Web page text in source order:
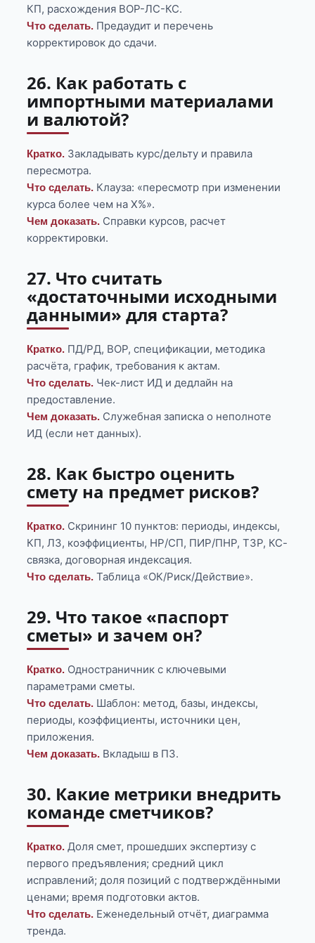
КП, расхождения ВОР-ЛС-КС.
Что сделать. Предаудит и перечень
корректировок до сдачи.
26. Как работать с
импортными материалами
и валютой?
Кратко. Закладывать курс/дельту и правила
пересмотра.
Что сделать. Клауза: «пересмотр при изменении
курса более чем на X%».
Чем доказать. Справки курсов, расчет
корректировки.
27. Что считать
«достаточными исходными
данными» для старта?
Кратко. ПД/РД, ВОР, спецификации, методика
расчёта, график, требования к актам.
Что сделать. Чек-лист ИД и дедлайн на
предоставление.
Чем доказать. Служебная записка о неполноте
ИД (если нет данных).
28. Как быстро оценить
смету на предмет рисков?
Кратко. Скрининг 10 пунктов: периоды, индексы,
КП, ЛЗ, коэффициенты, НР/СП, ПИР/ПНР, ТЗР, КС-
связка, договорная индексация.
Что сделать. Таблица «ОК/Риск/Действие».
29. Что такое «паспорт
сметы» и зачем он?
Кратко. Одностраничник с ключевыми
параметрами сметы.
Что сделать. Шаблон: метод, базы, индексы,
периоды, коэффициенты, источники цен,
приложения.
Чем доказать. Вкладыш в ПЗ.
30. Какие метрики внедрить
команде сметчиков?
Кратко. Доля смет, прошедших экспертизу с
первого предъявления; средний цикл
исправлений; доля позиций с подтверждёнными
ценами; время подготовки актов.
Что сделать. Еженедельный отчёт, диаграмма
тренда.